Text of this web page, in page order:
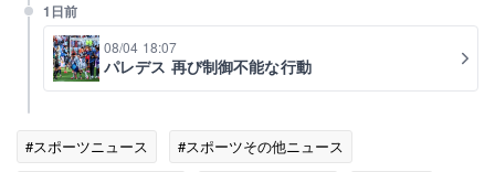
1日前
08/04 18:07
パレデス 再び制御不能な行動
#スポーツニュース
#スポーツその他ニュース